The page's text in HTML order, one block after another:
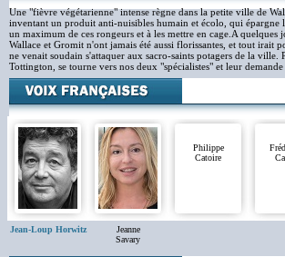
Une "fièvre végétarienne" intense règne dans la petite ville de
inventant un produit anti-nuisibles humain et écolo, qui épargne
un maximum de ces rongeurs et à les mettre en cage.A
Wallace et Gromit n'ont jamais été aussi florissantes, et tout irait
ne venait soudain s'attaquer aux sacro-saints potagers de la
Tottington, se tourne vers nos deux "spécialistes" et leur
Jean-Loup Horwitz
Jeanne
Savary
Philippe
Catoire